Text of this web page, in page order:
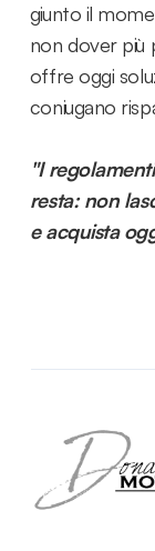
giunto il
non dover più
offre oggi
coniugano
"I
resta: non
e acquista